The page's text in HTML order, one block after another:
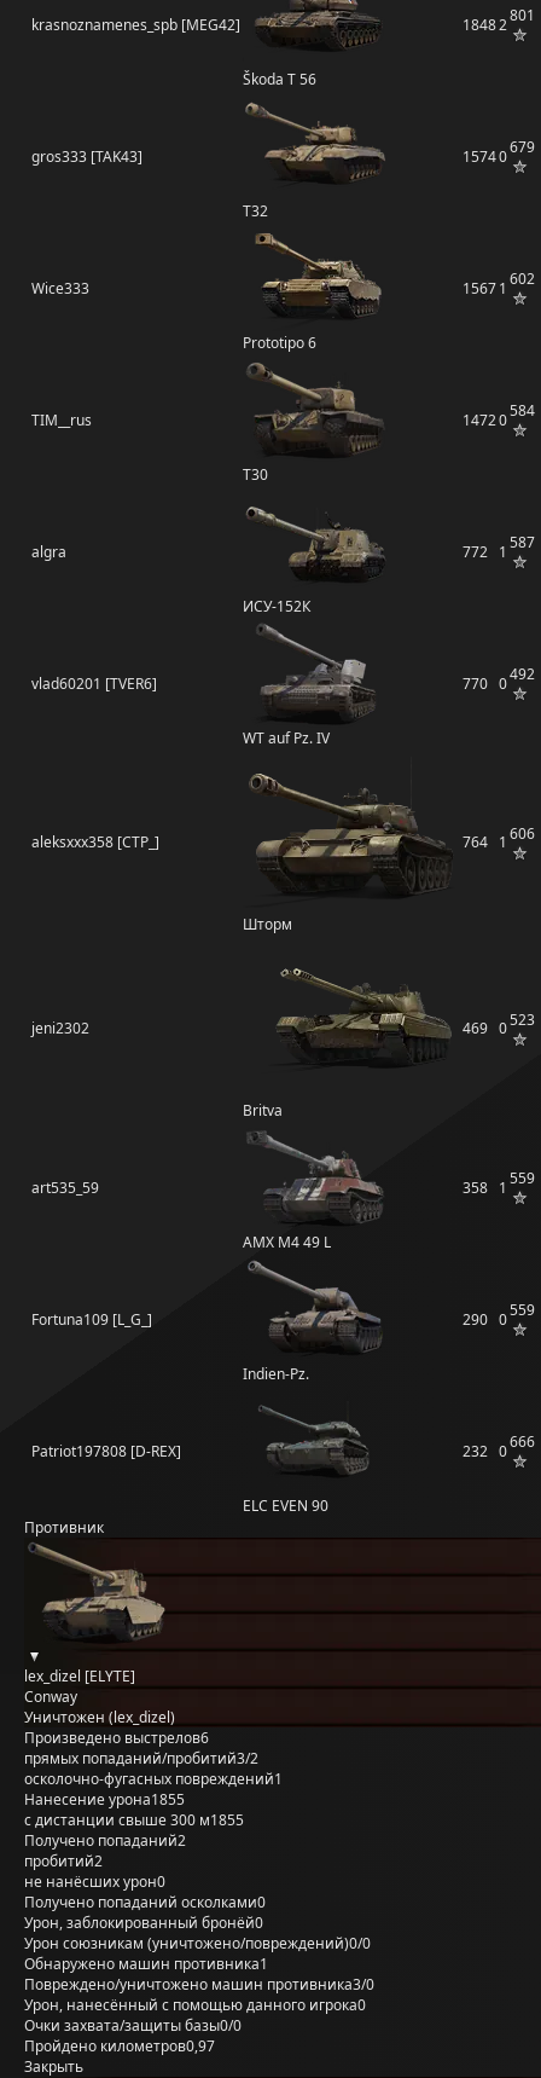
krasnoznamenes_spb [MEG42]
Škoda T 56
18482801
gros333 [TAK43]
T32
15740679
Wice333
Prototipo 6
15671 602
TIM__rus
T30
14720584
algra
ИСУ-152К
772 1 587
vlad60201 [TVER6]
WT auf Pz. IV
770 0492
aleksxxx358 [CTP_]
Шторм
764 1 606
jeni2302
Britva
469 0523
art535_59
AMX M4 49 L
358 1 559
Fortuna109 [L_G_]
Indien-Pz.
290 0559
Patriot197808 [D-REX]
ELC EVEN 90
232 0666
Противник
lex_dizel [ELYTE]
Conway
Уничтожен (lex_dizel)
Произведено выстрелов6
прямых попаданий/пробитий3/2
осколочно-фугасных повреждений1
Нанесение урона1855
с дистанции свыше 300 м1855
Получено попаданий2
пробитий2
не нанёсших урон0
Получено попаданий осколками0
Урон, заблокированный бронёй0
Урон союзникам (уничтожено/повреждений)0/0
Обнаружено машин противника1
Повреждено/уничтожено машин противника3/0
Урон, нанесённый с помощью данного игрока0
Очки захвата/защиты базы0/0
Пройдено километров0,97
Закрыть